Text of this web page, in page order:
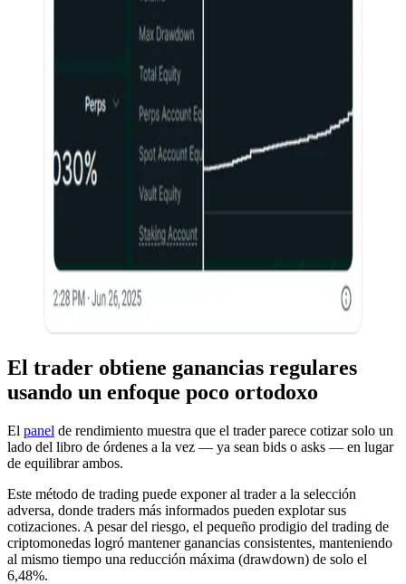
El trader obtiene ganancias regulares
usando un enfoque poco ortodoxo
El panel de rendimiento muestra que el trader parece cotizar solo un
lado del libro de órdenes a la vez — ya sean bids o asks — en lugar
de equilibrar ambos.
Este método de trading puede exponer al trader a la selección
adversa, donde traders más informados pueden explotar sus
cotizaciones. A pesar del riesgo, el pequeño prodigio del trading de
criptomonedas logró mantener ganancias consistentes, manteniendo
al mismo tiempo una reducción máxima (drawdown) de solo el
6,48%.